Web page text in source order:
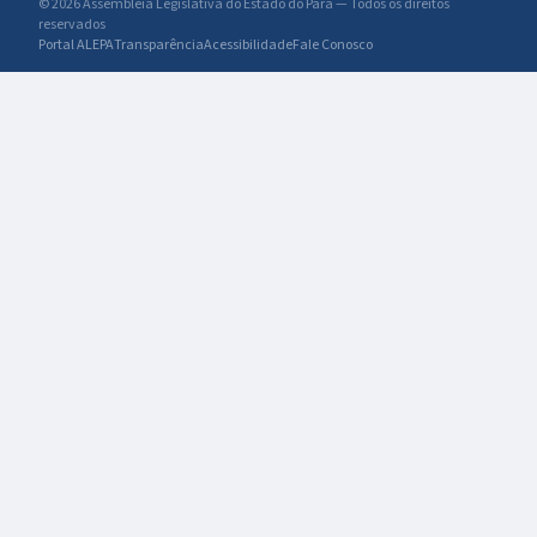
Tracuateua
(AUREMAT).
© 2026 Assembleia Legislativa do Estado do Pará — Todos os direitos
reservados
Portal ALEPATransparênciaAcessibilidadeFale Conosco